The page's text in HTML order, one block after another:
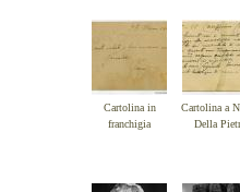
Cartolina in
franchigia
Cartolina a
Della